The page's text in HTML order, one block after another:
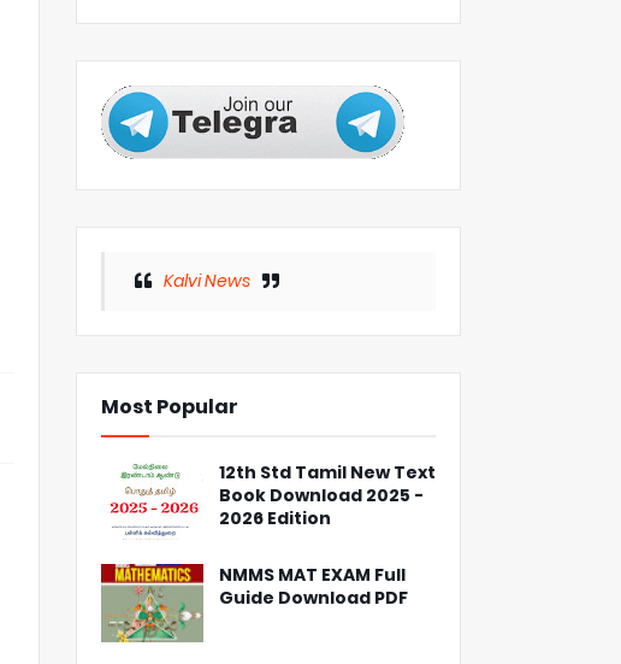
Kalvi News
Most Popular
12th Std Tamil New Text
Book Download 2025 -
2026 Edition
NMMS MAT EXAM Full
Guide Download PDF